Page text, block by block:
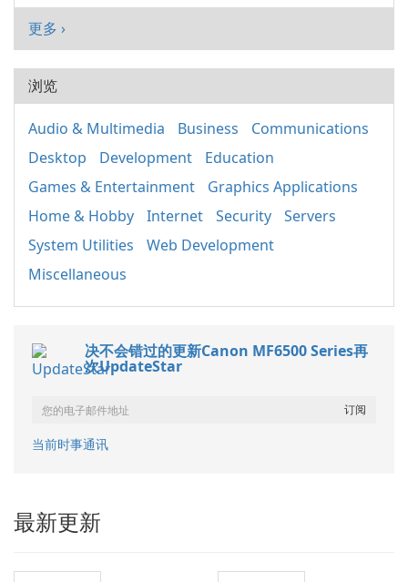
更多 ›
浏览
Audio & Multimedia Business
Communications
Desktop
Development
Education
Games & Entertainment
Graphics Applications
Home & Hobby
Internet Security
Servers
System Utilities
Web Development
Miscellaneous
决不会错过的更新Canon MF6500 Series再
次UpdateStar
当前时事通讯
最新更新